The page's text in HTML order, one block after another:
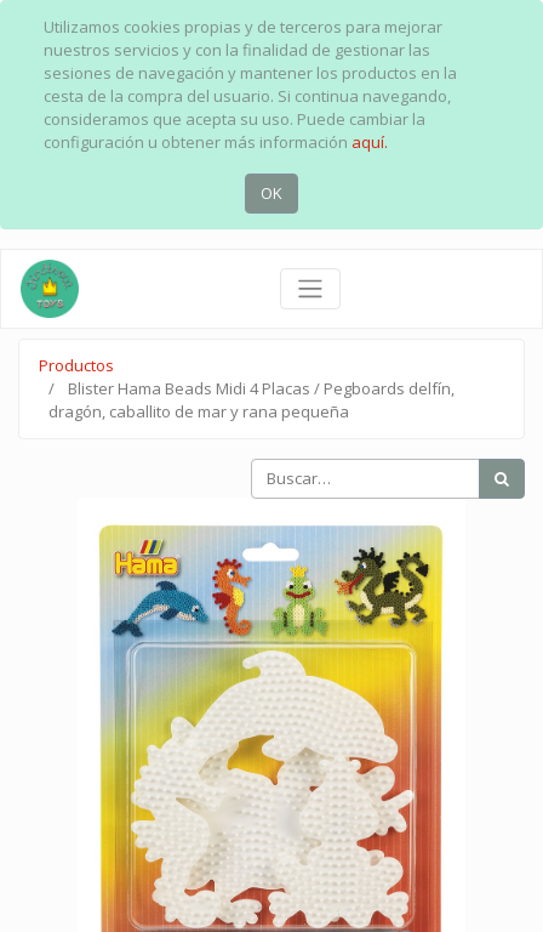
Utilizamos cookies propias y de terceros para mejorar
nuestros servicios y con la finalidad de gestionar las
sesiones de navegación y mantener los productos en la
cesta de la compra del usuario. Si continua navegando,
consideramos que acepta su uso. Puede cambiar la
configuración u obtener más información aquí.
OK
Productos
Blister Hama Beads Midi 4 Placas / Pegboards delfín,
dragón, caballito de mar y rana pequeña